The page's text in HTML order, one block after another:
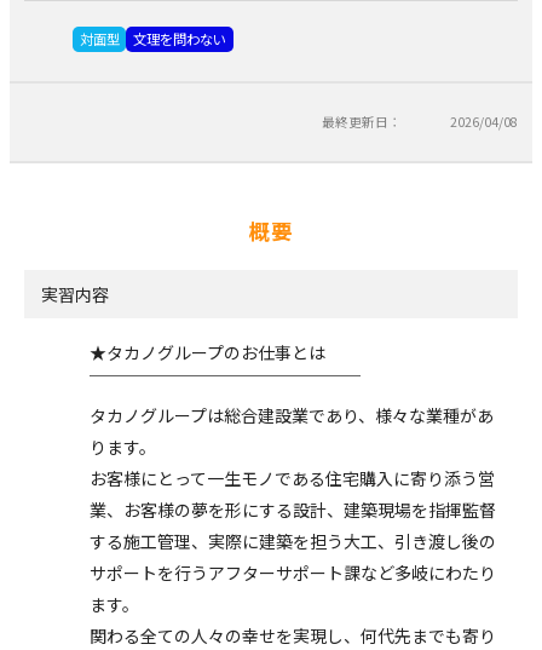
対面型 文理を問わない
最終更新日： 2026/04/08
概要
実習内容
★タカノグループのお仕事とは
￣￣￣￣￣￣￣￣￣￣￣￣￣￣￣￣
タカノグループは総合建設業であり、様々な業種があ
ります。
お客様にとって一生モノである住宅購入に寄り添う営
業、お客様の夢を形にする設計、建築現場を指揮監督
する施工管理、実際に建築を担う大工、引き渡し後の
サポートを行うアフターサポート課など多岐にわたり
ます。
関わる全ての人々の幸せを実現し、何代先までも寄り